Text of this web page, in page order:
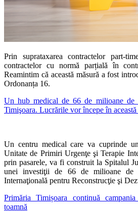
Prin suprataxarea contractelor part-
contractelor cu normă parțială în
Reamintim că această măsură a fost
Ordonanța 16.
Un hub medical de 66 de milioane de
Timişoara. Lucrările vor începe în această
Un centru medical care va cuprinde
Unitate de Primiri Urgenţe şi Terapie
prin pasarele, va fi construit la Spitalul
unei investiţii de 66 de milioane de
Internaţională pentru Reconstrucţie şi
Primăria Timișoara continuă
toamnă